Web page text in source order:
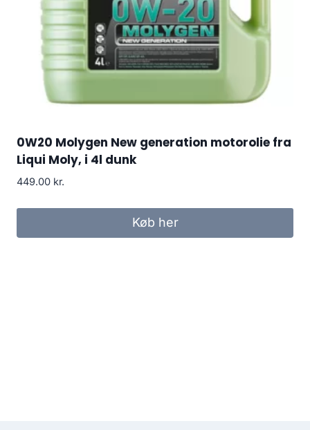
0W20 Molygen New generation motorolie fra
Liqui Moly, i 4l dunk
449.00 kr.
Køb her